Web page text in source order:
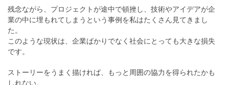
残念ながら、プロジェクトが途中で頓挫し、技術やアイデアが企
業の中に埋もれてしまうという事例を私はたくさん見てきまし
た。
このような現状は、企業ばかりでなく社会にとっても大きな損失
です。
ストーリーをうまく描ければ、もっと周囲の協力を得られたかも
しれない。